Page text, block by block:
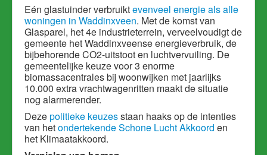
Eén glastuinder verbruiktevenveel energie als alle
woningen in Waddinxveen. Met de komst van
Glasparel, het 4e industrieterrein, verveelvoudigt de
gemeente het Waddinxveense energieverbruik, de
bijbehorende CO2-uitstoot en luchtvervuiling. De
gemeentelijke keuze voor 3 enorme
biomassacentrales bij woonwijken met jaarlijks
10.000 extra vrachtwagenritten maakt de situatie
nog alarmerender.
Dezepolitieke keuzesstaan haaks op de intenties
van hetondertekende Schone Lucht Akkoord en
het Klimaatakkoord.